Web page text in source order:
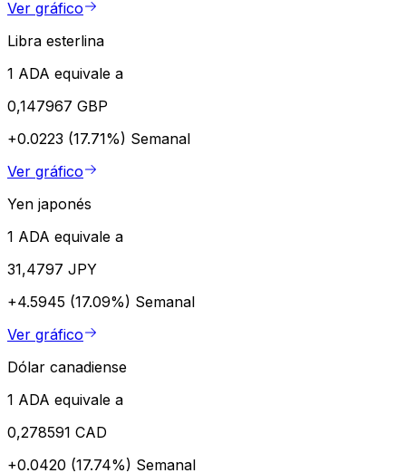
Ver gráfico
Libra esterlina
1 ADA equivale a
0,147967 GBP
+0.0223 (17.71%) Semanal
Ver gráfico
Yen japonés
1 ADA equivale a
31,4797 JPY
+4.5945 (17.09%) Semanal
Ver gráfico
Dólar canadiense
1 ADA equivale a
0,278591 CAD
+0.0420 (17.74%) Semanal